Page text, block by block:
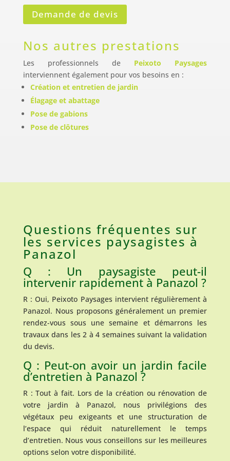
Demande de devis
Nos autres prestations
Les professionnels de Peixoto Paysages
interviennent également pour vos besoins en :
Création et entretien de jardin
Élagage et abattage
Pose de gabions
Pose de clôtures
Questions fréquentes sur
les services paysagistes à
Panazol
Q : Un paysagiste peut-il
intervenir rapidement à Panazol ?
R : Oui, Peixoto Paysages intervient régulièrement à
Panazol. Nous proposons généralement un premier
rendez-vous sous une semaine et démarrons les
travaux dans les 2 à 4 semaines suivant la validation
du devis.
Q : Peut-on avoir un jardin facile
d’entretien à Panazol ?
R : Tout à fait. Lors de la création ou rénovation de
votre jardin à Panazol, nous privilégions des
végétaux peu exigeants et une structuration de
l’espace qui réduit naturellement le temps
d’entretien. Nous vous conseillons sur les meilleures
options selon votre disponibilité.